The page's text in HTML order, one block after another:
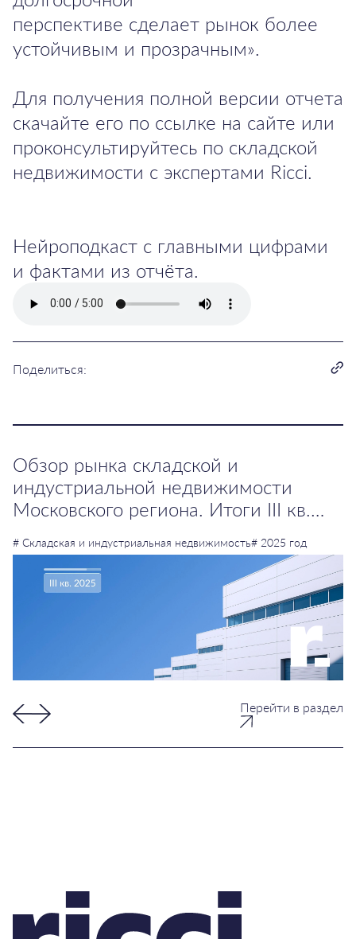
перспективе сделает рынок более
устойчивым и прозрачным».
Для получения полной версии отчета
скачайте его по ссылке на сайте или
проконсультируйтесь по складской
недвижимости с экспертами Ricci.
Нейроподкаст с главными цифрами
и фактами из отчёта.
Поделиться:
Обзор рынка складской и
индустриальной недвижимости
Московского региона. Итоги III кв.
# Складская и индустриальная недвижимость# 2025 год
Перейти в раздел